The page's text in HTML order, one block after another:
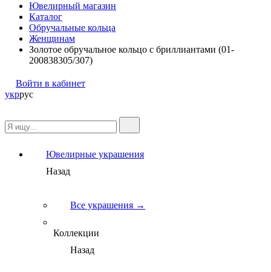
Ювелирный магазин
Каталог
Обручальные кольца
Женщинам
Золотое обручальное кольцо с бриллиантами (01-
200838305/307)
Войти в кабинет
укррус
Ювелирные украшения
Назад
Все украшения →
Коллекции
Назад